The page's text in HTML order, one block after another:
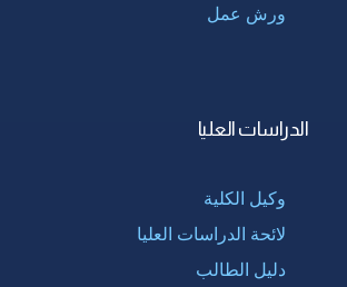
ورش عمل
الدراسات العليا
وكيل الكلية
لائحة الدراسات العليا
دليل الطالب